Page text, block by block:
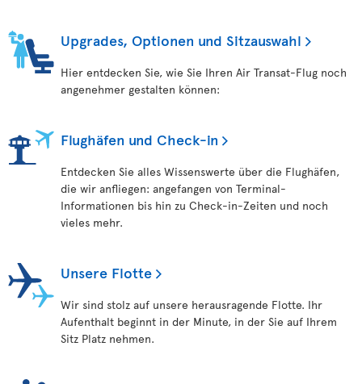
Upgrades, Optionen und Sitzauswahl
Hier entdecken Sie, wie Sie Ihren Air Transat-Flug noch
angenehmer gestalten können:
Flughäfen und Check-in
Entdecken Sie alles Wissenswerte über die Flughäfen,
die wir anfliegen: angefangen von Terminal-
Informationen bis hin zu Check-in-Zeiten und noch
vieles mehr.
Unsere Flotte
Wir sind stolz auf unsere herausragende Flotte. Ihr
Aufenthalt beginnt in der Minute, in der Sie auf Ihrem
Sitz Platz nehmen.